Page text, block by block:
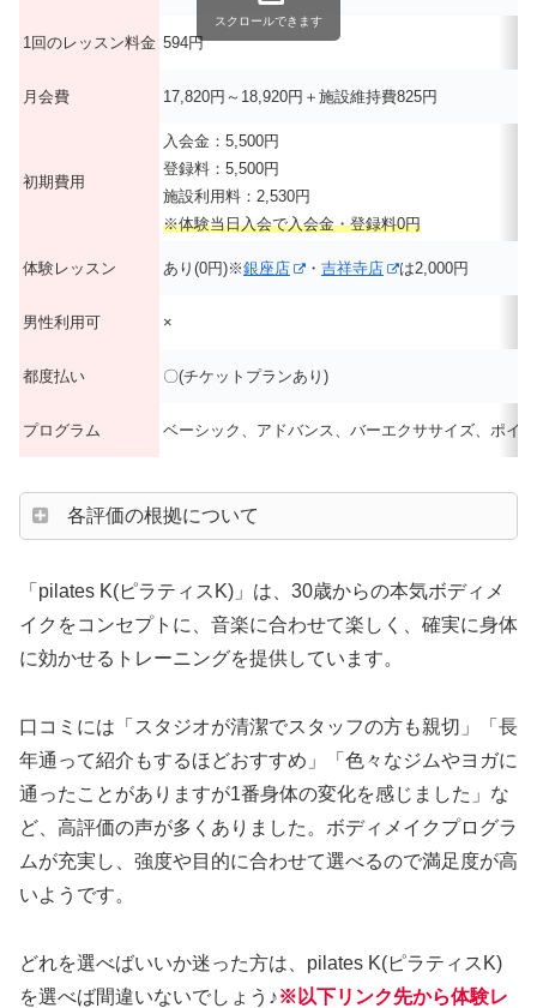
1回のレッスン料金 594円
月会費 17,820円～18,920円＋施設維持費825円
初期費用
入会金：5,500円
登録料：5,500円
施設利用料：2,530円
※体験当日入会で入会金・登録料0円
体験レッスン あり(0円)※銀座店 ・ 吉祥寺店 は2,000円
男性利用可 ×
都度払い 〇(チケットプランあり)
プログラム ベーシック、アドバンス、バーエクササイズ、ポイ
スクロールできます
各評価の根拠について
「pilates K(ピラティスK)」は、30歳からの本気ボディメ
イクをコンセプトに、音楽に合わせて楽しく、確実に身体
に効かせるトレーニングを提供しています。
口コミには「スタジオが清潔でスタッフの方も親切」「長
年通って紹介もするほどおすすめ」「色々なジムやヨガに
通ったことがありますが1番身体の変化を感じました」な
ど、高評価の声が多くありました。ボディメイクプログラ
ムが充実し、強度や目的に合わせて選べるので満足度が高
いようです。
どれを選べばいいか迷った方は、pilates K(ピラティスK)
を選べば間違いないでしょう♪※以下リンク先から体験レ